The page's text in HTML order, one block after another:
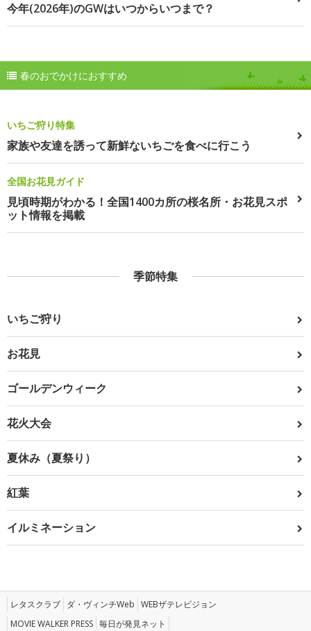
今年(2026年)のGWはいつからいつまで？
春のおでかけにおすすめ
いちご狩り特集
家族や友達を誘って新鮮ないちごを食べに行こう
全国お花見ガイド
見頃時期がわかる！全国1400カ所の桜名所・お花見スポ
ット情報を掲載
季節特集
いちご狩り
お花見
ゴールデンウィーク
花火大会
夏休み（夏祭り）
紅葉
イルミネーション
レタスクラブ ダ・ヴィンチWeb WEBザテレビジョン
MOVIE WALKER PRESS 毎日が発見ネット